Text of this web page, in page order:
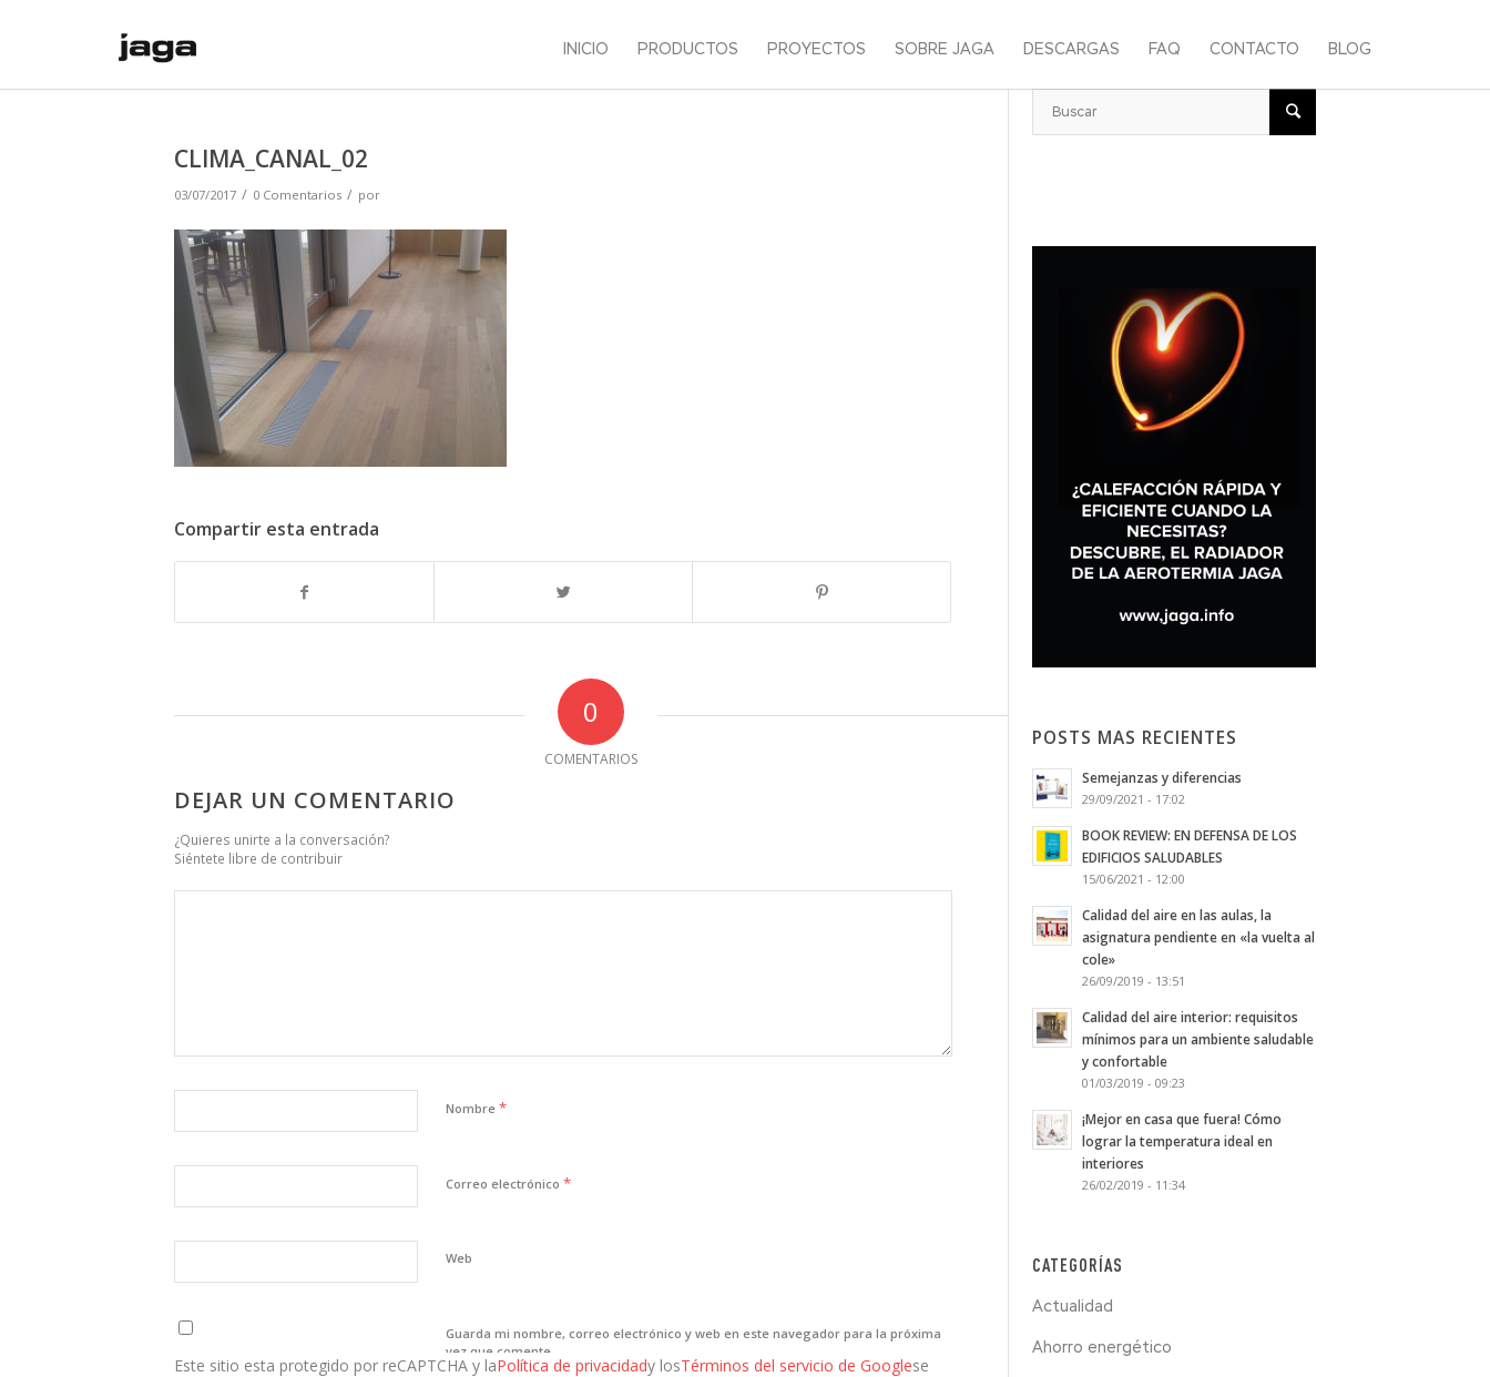
INICIO PRODUCTOS PROYECTOS SOBRE JAGA DESCARGAS FAQ CONTACTO BLOG
CLIMA_CANAL_02
03/07/2017 / 0 Comentarios / por
Compartir esta entrada
0
COMENTARIOS
DEJAR UN COMENTARIO
¿Quieres unirte a la conversación?
Siéntete libre de contribuir
Nombre *
Correo electrónico *
Web
Guarda mi nombre, correo electrónico y web en este navegador para la próxima
vez que comente.
Este sitio esta protegido por reCAPTCHA y laPolítica de privacidady losTérminos del servicio de Googlese
POSTS MAS RECIENTES
Semejanzas y diferencias
29/09/2021 - 17:02
BOOK REVIEW: EN DEFENSA DE LOS
EDIFICIOS SALUDABLES
15/06/2021 - 12:00
Calidad del aire en las aulas, la
asignatura pendiente en «la vuelta al
cole»
26/09/2019 - 13:51
Calidad del aire interior: requisitos
mínimos para un ambiente saludable
y confortable
01/03/2019 - 09:23
¡Mejor en casa que fuera! Cómo
lograr la temperatura ideal en
interiores
26/02/2019 - 11:34
CATEGORÍAS
Actualidad
Ahorro energético